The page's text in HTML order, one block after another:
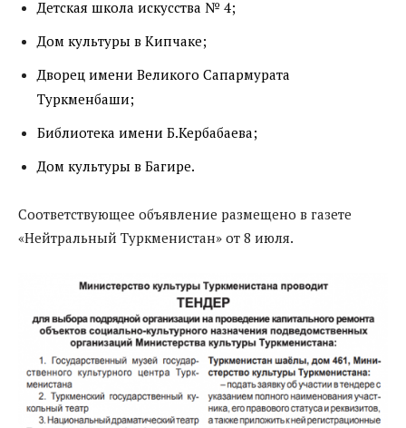
Детская школа искусства № 4;
Дом культуры в Кипчаке;
Дворец имени Великого Сапармурата
Туркменбаши;
Библиотека имени Б.Кербабаева;
Дом культуры в Багире.
Соответствующее объявление размещено в газете
«Нейтральный Туркменистан» от 8 июля.